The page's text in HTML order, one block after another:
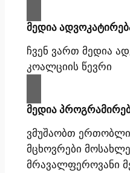
მედია
ჩვენ ვართ მედია
კოალციის წევრი
მედია
ვმუშაობთ
მცხოვრები
მრავალფეროვანი